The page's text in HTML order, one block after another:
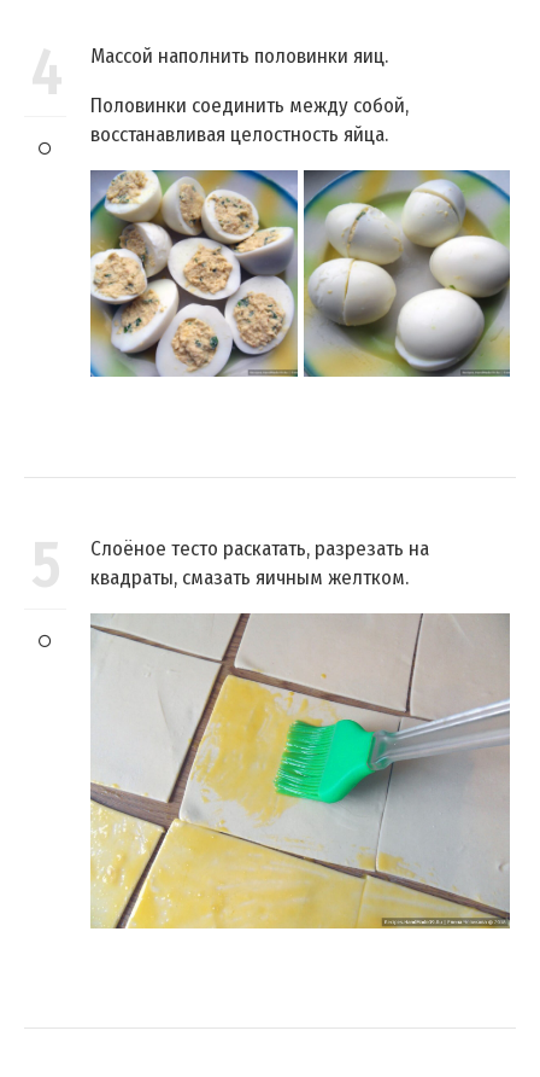
4
Массой наполнить половинки яиц.
Половинки соединить между собой,
восстанавливая целостность яйца.
5
Слоёное тесто раскатать, разрезать на
квадраты, смазать яичным желтком.